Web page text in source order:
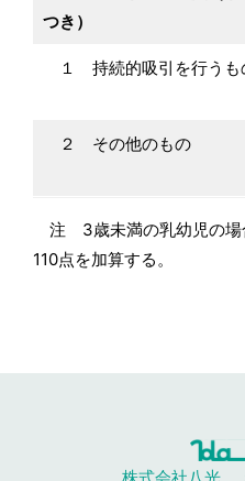
つき）
１ 持続的吸引を行うも
２ その他のもの
注 3歳未満の乳幼児の場
110点を加算する。